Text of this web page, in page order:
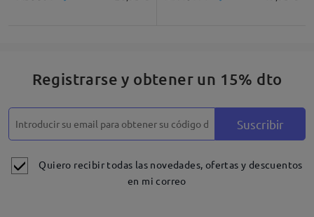
Registrarse y obtener un 15% dto
Suscribir
Quiero recibir todas las novedades, ofertas y descuentos
en mi correo